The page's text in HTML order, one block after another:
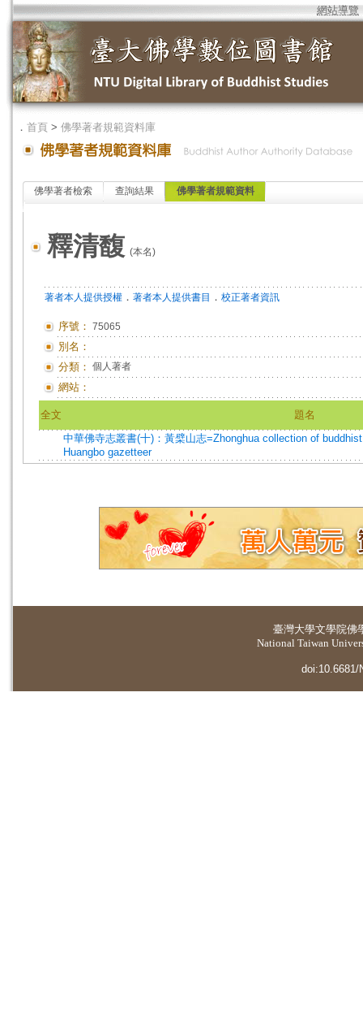
網站導覽
． 首頁 > 佛學著者規範資料庫
佛學著者檢索 查詢結果 佛學著者規範資料
釋清馥 (本名)
著者本人提供授權 ． 著者本人提供書目 ． 校正著者資訊
序號： 75065
別名：
分類： 個人著者
網站：
全文
題名
中華佛寺志叢書(十)：黃檗山志=Zhonghua collection of
Huangbo gazetteer
臺灣大學文學院佛
National Taiwan
doi:10.6681/